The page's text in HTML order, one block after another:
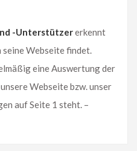
-Unterstützererkennt
seine Webseite findet.
eine Auswertung der
Webseite bzw. unser
auf Seite 1 steht. –